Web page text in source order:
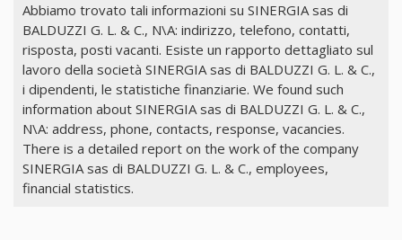
Abbiamo trovato tali informazioni su SINERGIA sas di
BALDUZZI G. L. & C., N\A: indirizzo, telefono, contatti,
risposta, posti vacanti. Esiste un rapporto dettagliato sul
lavoro della società SINERGIA sas di BALDUZZI G. L. & C.,
i dipendenti, le statistiche finanziarie. We found such
information about SINERGIA sas di BALDUZZI G. L. & C.,
N\A: address, phone, contacts, response, vacancies.
There is a detailed report on the work of the company
SINERGIA sas di BALDUZZI G. L. & C., employees,
financial statistics.